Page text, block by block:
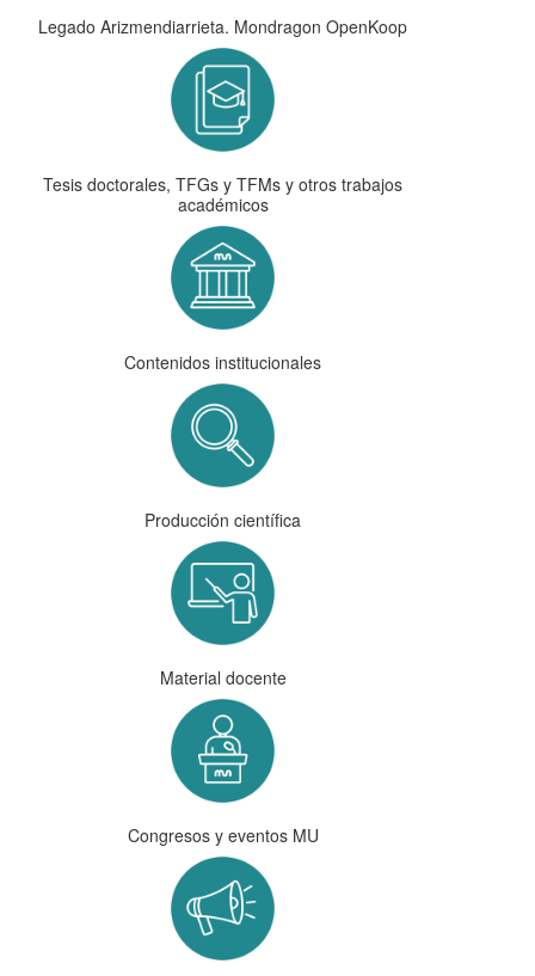
Legado Arizmendiarrieta. Mondragon OpenKoop
Tesis doctorales, TFGs y TFMs y otros trabajos
académicos
Contenidos institucionales
Producción científica
Material docente
Congresos y eventos MU